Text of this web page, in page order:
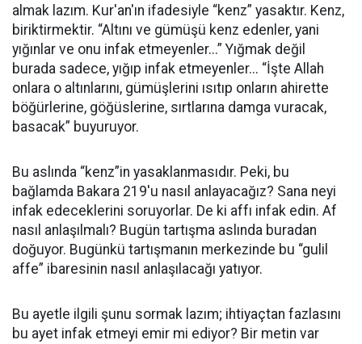
almak lazım. Kur'an'ın ifadesiyle “kenz” yasaktır. Kenz,
biriktirmektir. “Altını ve gümüşü kenz edenler, yani
yığınlar ve onu infak etmeyenler...” Yığmak değil
burada sadece, yığıp infak etmeyenler... “İşte Allah
onlara o altınlarını, gümüşlerini ısıtıp onların ahirette
böğürlerine, göğüslerine, sırtlarına damga vuracak,
basacak” buyuruyor.
Bu aslında “kenz”in yasaklanmasıdır. Peki, bu
bağlamda Bakara 219'u nasıl anlayacağız? Sana neyi
infak edeceklerini soruyorlar. De ki affı infak edin. Af
nasıl anlaşılmalı? Bugün tartışma aslında buradan
doğuyor. Bugünkü tartışmanın merkezinde bu “gulil
affe” ibaresinin nasıl anlaşılacağı yatıyor.
Bu ayetle ilgili şunu sormak lazım; ihtiyaçtan fazlasını
bu ayet infak etmeyi emir mi ediyor? Bir metin var